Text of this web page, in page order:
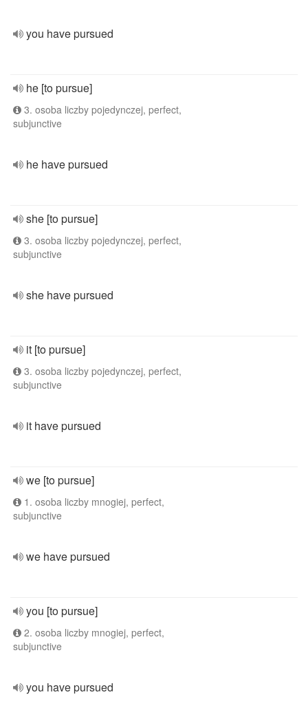
you have pursued
he [to pursue]
3. osoba liczby pojedynczej, perfect,
subjunctive
he have pursued
she [to pursue]
3. osoba liczby pojedynczej, perfect,
subjunctive
she have pursued
it [to pursue]
3. osoba liczby pojedynczej, perfect,
subjunctive
it have pursued
we [to pursue]
1. osoba liczby mnogiej, perfect,
subjunctive
we have pursued
you [to pursue]
2. osoba liczby mnogiej, perfect,
subjunctive
you have pursued